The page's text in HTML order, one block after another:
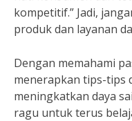
kompetitif.” Jadi,
produk dan layanan
Dengan memahami
menerapkan tips-tips
meningkatkan daya
ragu untuk terus